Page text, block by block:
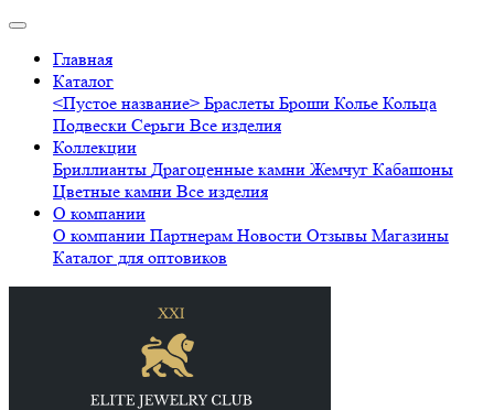
Главная
Каталог
<Пустое название> Браслеты Броши Колье Кольца
Подвески Серьги Все изделия
Коллекции
Бриллианты Драгоценные камни Жемчуг Кабашоны
Цветные камни Все изделия
О компании
О компании Партнерам Новости Отзывы Магазины
Каталог для оптовиков